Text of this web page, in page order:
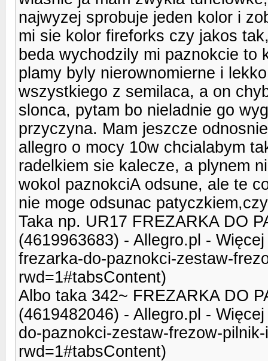
najwyzej sprobuje jeden kolor i
mi sie kolor fireforks czy jakos
beda wychodzily mi paznokcie
plamy byly nierownomierne i
wszystkiego z semilaca, a on
slonca, pytam bo nieladnie go
przyczyna. Mam jeszcze
allegro o mocy 10w chcialabym
radelkiem sie kalecze, a plynem
wokol paznokciA odsune, ale te
nie moge odsunac
Taka np. UR17 FREZARKA DO
(4619963683) - Allegro.pl -
frezarka-do-paznokci-zestaw-
rwd=1#tabsContent)
Albo taka 342~ FREZARKA DO
(4619482046) - Allegro.pl -
do-paznokci-zestaw-frezow-
rwd=1#tabsContent)